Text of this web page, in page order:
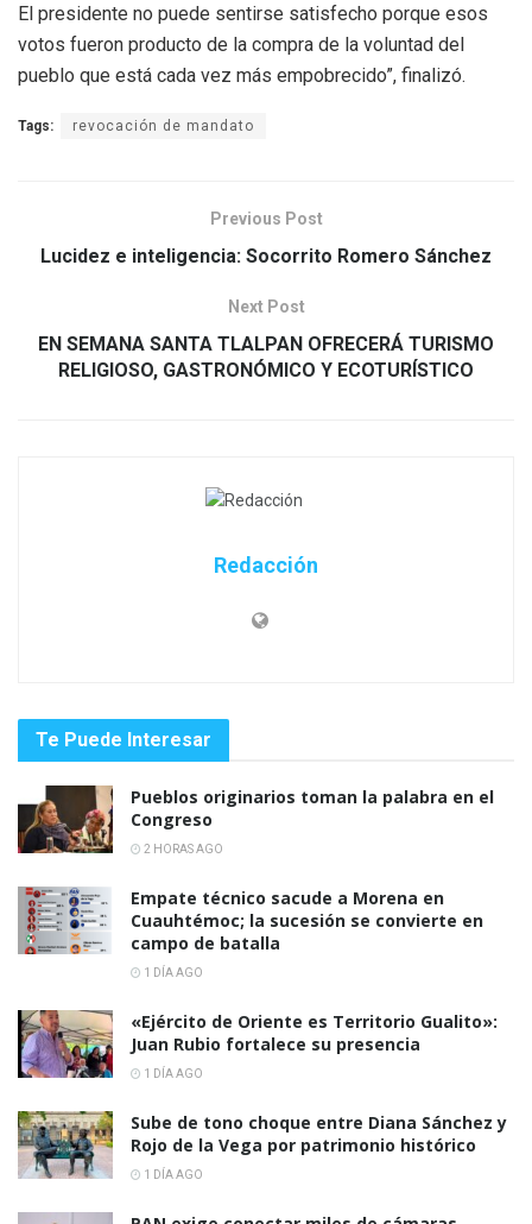
El presidente no puede sentirse satisfecho porque esos
votos fueron producto de la compra de la voluntad del
pueblo que está cada vez más empobrecido”, finalizó.
Tags: revocación de mandato
Previous Post
Lucidez e inteligencia: Socorrito Romero Sánchez
Next Post
EN SEMANA SANTA TLALPAN OFRECERÁ TURISMO
RELIGIOSO, GASTRONÓMICO Y ECOTURÍSTICO
Redacción
Te Puede Interesar
Pueblos originarios toman la palabra en el
Congreso
2 HORAS AGO
Empate técnico sacude a Morena en
Cuauhtémoc; la sucesión se convierte en
campo de batalla
1 DÍA AGO
«Ejército de Oriente es Territorio Gualito»:
Juan Rubio fortalece su presencia
1 DÍA AGO
Sube de tono choque entre Diana Sánchez y
Rojo de la Vega por patrimonio histórico
1 DÍA AGO